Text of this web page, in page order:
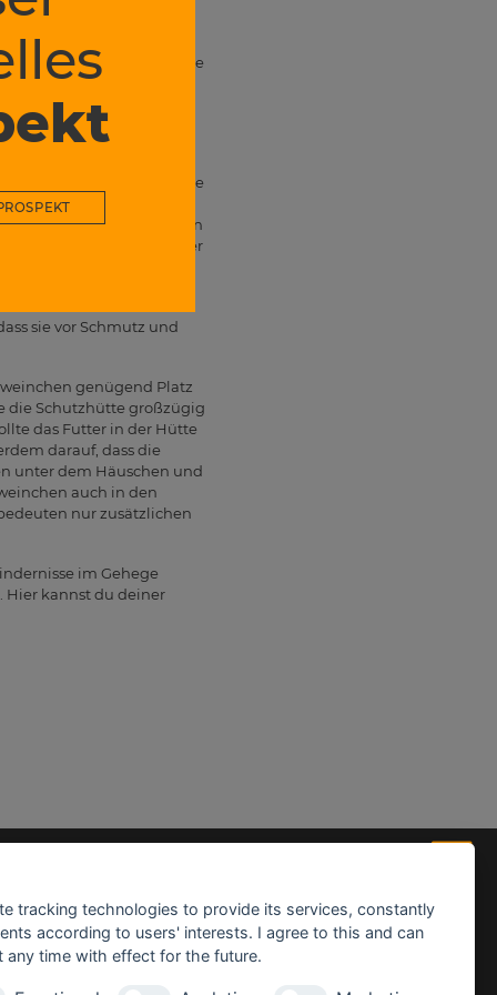
an Frischfutter, wie
gibt, dürfen die Tiere
wurden, überstehen sie
benötigt
Quadratmeter dazu. Achte
noch, dass
ungedüngt und frei von
der Tierchen leichter
und
sie vor Schmutz und
genügend Platz
die Schutzhütte großzügig
das Futter in der Hütte
darauf, dass die
unter dem Häuschen und
auch in den
nur zusätzlichen
im Gehege
Hier kannst du deiner
Sommer (März - August):
- Freitag: 09.00 - 18.30 Uhr
09.00 - 16.00 Uhr
tracking technologies to provide its services, constantly
according to users' interests. I agree to this and can
any time with effect for the future.